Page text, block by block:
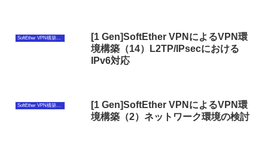
SoftEther VPN構築（第1世代）
[1 Gen]SoftEther VPNによるVPN環
境構築（14）L2TP/IPsecにおける
IPv6対応
SoftEther VPN構築（第1世代）
[1 Gen]SoftEther VPNによるVPN環
境構築（2）ネットワーク環境の検討